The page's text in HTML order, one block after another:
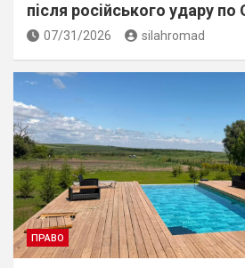
пiсля росiйського удару по
07/31/2026 silahromad
ПРАВО